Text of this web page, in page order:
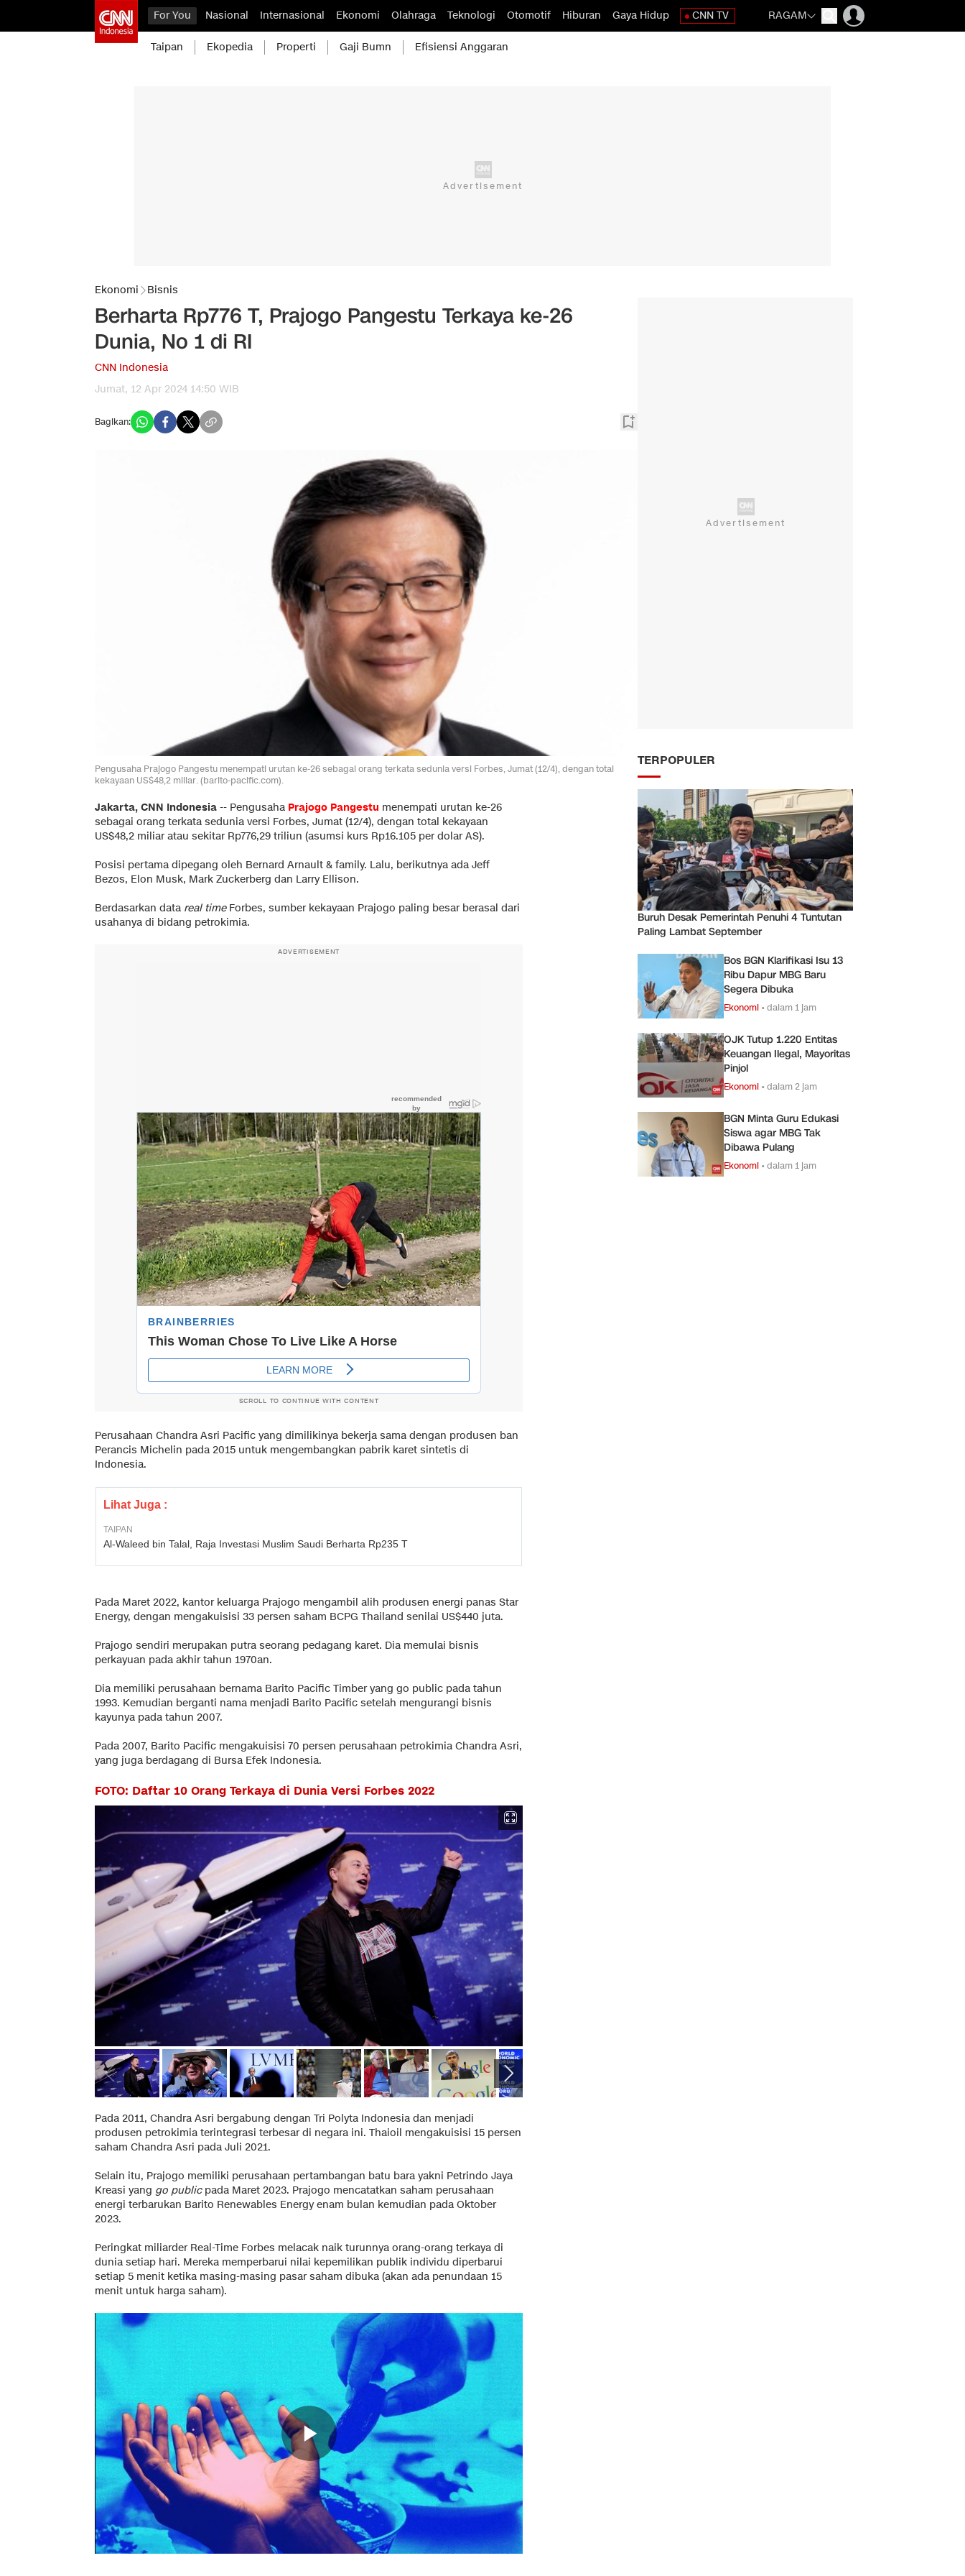
For You Nasional Internasional Ekonomi Olahraga Teknologi Otomotif Hiburan Gaya Hidup CNN TV RAGAM
Taipan Ekopedia Properti Gaji Bumn Efisiensi Anggaran
Ekonomi Bisnis
Berharta Rp776 T, Prajogo Pangestu Terkaya ke-26
Dunia, No 1 di RI
CNN Indonesia
Jumat, 12 Apr 2024 14:50 WIB
Bagikan:
Pengusaha Prajogo Pangestu menempati urutan ke-26 sebagai orang terkata sedunia versi Forbes, Jumat (12/4), dengan total
kekayaan US$48,2 miliar. (barito-pacific.com).
Jakarta, CNN Indonesia -- Pengusaha Prajogo Pangestu menempati urutan ke-26
sebagai orang terkata sedunia versi Forbes, Jumat (12/4), dengan total kekayaan
US$48,2 miliar atau sekitar Rp776,29 triliun (asumsi kurs Rp16.105 per dolar AS).
Posisi pertama dipegang oleh Bernard Arnault & family. Lalu, berikutnya ada Jeff
Bezos, Elon Musk, Mark Zuckerberg dan Larry Ellison.
Berdasarkan data real timeForbes, sumber kekayaan Prajogo paling besar berasal dari
usahanya di bidang petrokimia.
ADVERTISEMENT
SCROLL TO CONTINUE WITH CONTENT
Perusahaan Chandra Asri Pacific yang dimilikinya bekerja sama dengan produsen ban
Perancis Michelin pada 2015 untuk mengembangkan pabrik karet sintetis di
Indonesia.
Lihat Juga :
TAIPAN
Al-Waleed bin Talal, Raja Investasi Muslim Saudi Berharta Rp235 T
Pada Maret 2022, kantor keluarga Prajogo mengambil alih produsen energi panas Star
Energy, dengan mengakuisisi 33 persen saham BCPG Thailand senilai US$440 juta.
Prajogo sendiri merupakan putra seorang pedagang karet. Dia memulai bisnis
perkayuan pada akhir tahun 1970an.
Dia memiliki perusahaan bernama Barito Pacific Timber yang go public pada tahun
1993. Kemudian berganti nama menjadi Barito Pacific setelah mengurangi bisnis
kayunya pada tahun 2007.
Pada 2007, Barito Pacific mengakuisisi 70 persen perusahaan petrokimia Chandra Asri,
yang juga berdagang di Bursa Efek Indonesia.
FOTO: Daftar 10 Orang Terkaya di Dunia Versi Forbes 2022
Pada 2011, Chandra Asri bergabung dengan Tri Polyta Indonesia dan menjadi
produsen petrokimia terintegrasi terbesar di negara ini. Thaioil mengakuisisi 15 persen
saham Chandra Asri pada Juli 2021.
Selain itu, Prajogo memiliki perusahaan pertambangan batu bara yakni Petrindo Jaya
Kreasi yang go publicpada Maret 2023. Prajogo mencatatkan saham perusahaan
energi terbarukan Barito Renewables Energy enam bulan kemudian pada Oktober
2023.
Peringkat miliarder Real-Time Forbes melacak naik turunnya orang-orang terkaya di
dunia setiap hari. Mereka memperbarui nilai kepemilikan publik individu diperbarui
setiap 5 menit ketika masing-masing pasar saham dibuka (akan ada penundaan 15
menit untuk harga saham).
TERPOPULER
Buruh Desak Pemerintah Penuhi 4 Tuntutan
Paling Lambat September
Bos BGN Klarifikasi Isu 13
Ribu Dapur MBG Baru
Segera Dibuka
Ekonomi •dalam 1 jam
OJK Tutup 1.220 Entitas
Keuangan Ilegal, Mayoritas
Pinjol
Ekonomi •dalam 2 jam
BGN Minta Guru Edukasi
Siswa agar MBG Tak
Dibawa Pulang
Ekonomi •dalam 1 jam